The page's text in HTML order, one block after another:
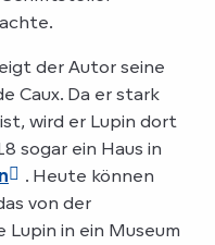
der Autor seine
Caux. Da er stark
wird er Lupin dort
sogar ein Haus in
. Heute können
von der
Lupin in ein Museum